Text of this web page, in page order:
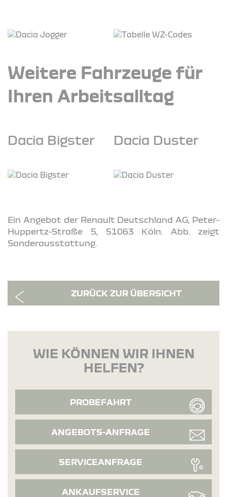
Weitere Fahrzeuge für
Ihren Arbeitsalltag
Dacia Bigster Dacia Duster
Ein Angebot der Renault Deutschland AG, Peter-
Huppertz-Straße 5, 51063 Köln. Abb. zeigt
Sonderausstattung.
ZURÜCK ZUR ÜBERSICHT
WIE KÖNNEN WIR IHNEN
HELFEN?
PROBEFAHRT
ANGEBOTS-ANFRAGE
SERVICEANFRAGE
ANKAUFSERVICE